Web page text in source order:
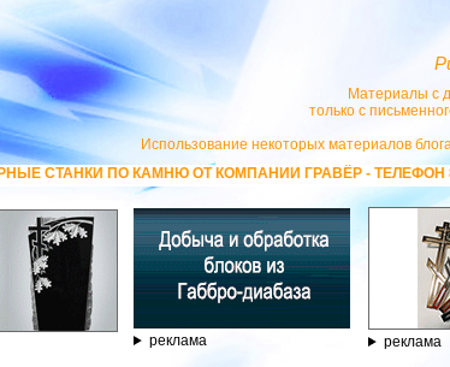
Материалы с
только с
Использование некоторых материалов
КОМПАНИИ ГРАВЁР - ТЕЛЕФОН 8.800.77-53-440, САЙТ
реклама реклама